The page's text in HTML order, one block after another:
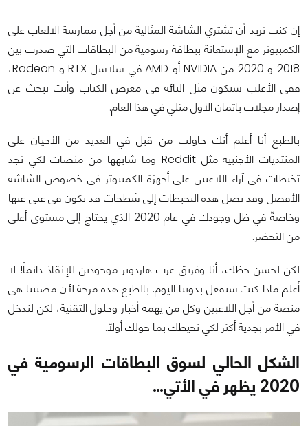
إن كنت تريد أن تشتري الشاشة المثالية من أجل ممارسة الالعاب على
الكمبيوتر مع الإستعانة ببطاقة رسومية من البطاقات التي صدرت بين
2018 و 2020 من NVIDIA أو AMD في سلاسل RTX و Radeon،
ففي الأغلب ستكون مثل التائه في معرض الكتاب وأنت تبحث عن
إصدار مجلات باتمان الأول مثلي في هذا العام.
بالطبع أنا أعلم أنك حاولت من قبل في العديد من الأحيان على
المنتديات الأجنبية مثل Reddit وما شابهها من منصات لكي تجد
تخبطات في آراء اللاعبين على أجهزة الكمبيوتر في خصوص الشاشة
الأفضل وقد تصل هذه التخبطات إلى شطحات قد تكون في غنى عنها
وخاصةً في ظل وجودك في عام 2020 الذي يحتاج إلى مستوى أعلى
من التحضر.
لكن لحسن حظك، أنا وفريق عرب هاردوير موجودين للإنقاذ دائماً! لا
أعلم ماذا كنت ستفعل بدوننا اليوم. بالطبع هذه مزحة لأن مصنتنا هي
منصة من أجل اللاعبين وكل من يهمه أخبار وحلول التقنية، لكن لندخل
في الأمر بجدية أكثر لكي نحيطك بما حولك أولاً.
الشكل الحالي لسوق البطاقات الرسومية في
2020 يظهر في الأتي…